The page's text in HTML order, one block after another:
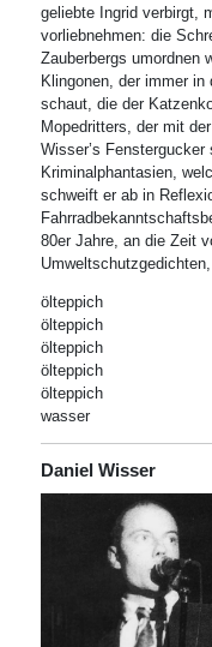
geliebte Ingrid verbirgt,
vorliebnehmen: die
Zauberbergs umordnen
Klingonen, der immer
schaut, die der
Mopedritters, der mit
Wisser’s
Kriminalphantasien,
schweift er ab in
80er Jahre, an die Zeit
ölteppich
ölteppich
ölteppich
ölteppich
ölteppich
wasser
Daniel Wisser